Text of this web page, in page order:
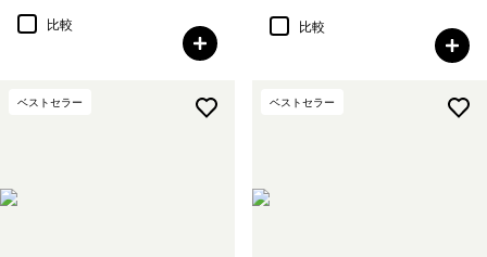
比較
比較
ベストセラー ベストセラー